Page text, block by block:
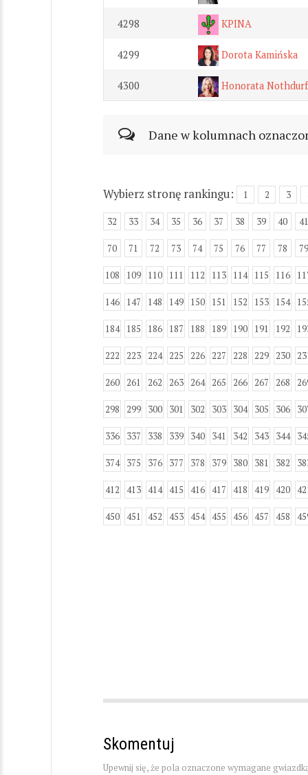
4298 KPINA
4299 Dorota Kamińska
4300 Honorata
Dane w kolumnach
Wybierz stronę rankingu: 1 2 3
32 33 34 35 36 37 38 39 40 41
70 71 72 73 74 75 76 77 78 79
108 109 110 111 112 113 114 115 116
146 147 148 149 150 151 152 153 154
184 185 186 187 188 189 190 191 192
222 223 224 225 226 227 228 229 230
260 261 262 263 264 265 266 267 268
298 299 300 301 302 303 304 305 306
336 337 338 339 340 341 342 343 344
374 375 376 377 378 379 380 381 382
412 413 414 415 416 417 418 419 420
450 451 452 453 454 455 456 457 458
Skomentuj
Upewnij się, że pola oznaczone wymagane